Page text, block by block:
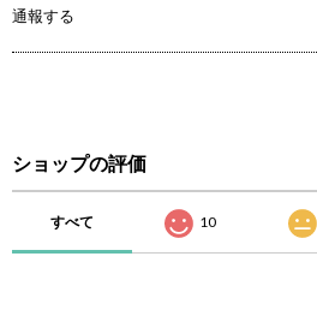
通報する
ショップの評価
すべて 10